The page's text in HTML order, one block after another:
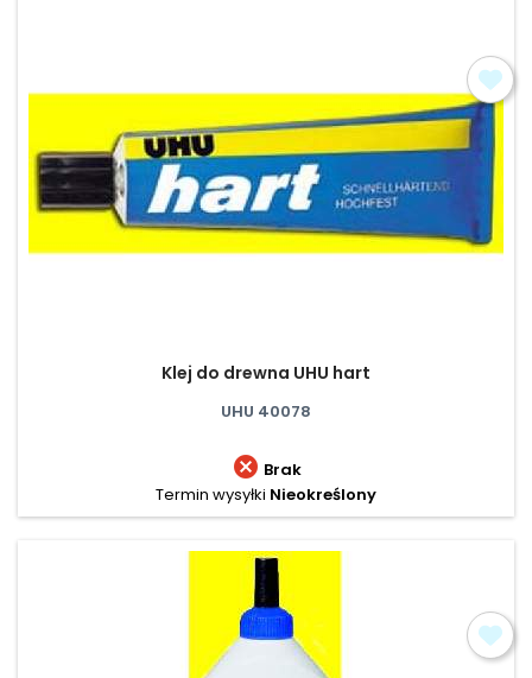
Klej do drewna UHU hart
UHU 40078
 Brak
Termin wysyłki Nieokreślony